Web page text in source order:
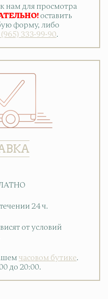
к нам для просмотра
оставить
форму, либо
(965) 333-99-90.
24 ч.
от условий
часовом бутике.
до 20:00.